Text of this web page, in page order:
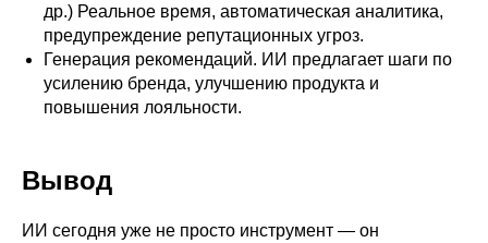
др.) Реальное время, автоматическая аналитика,
предупреждение репутационных угроз.
Генерация рекомендаций. ИИ предлагает шаги по
усилению бренда, улучшению продукта и
повышения лояльности.
Вывод
ИИ сегодня уже не просто инструмент — он